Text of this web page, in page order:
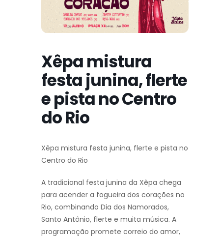
Xêpa mistura
festa junina, flerte
e pista no Centro
do Rio
Xêpa mistura festa junina, flerte e pista no
Centro do Rio
A tradicional festa junina da Xêpa chega
para acender a fogueira dos corações no
Rio, combinando Dia dos Namorados,
Santo Antônio, flerte e muita música. A
programação promete correio do amor,